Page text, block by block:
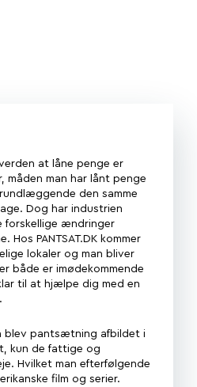
at låne penge er
måden man har lånt penge
den samme
Dog har industrien
forskellige ændringer
Hos PANTSAT.DK kommer
lokaler og man bliver
både er imødekommende
til at hjælpe dig med en
blev pantsætning afbildet i
kun de fattige og
Hvilket man efterfølgende
film og serier.